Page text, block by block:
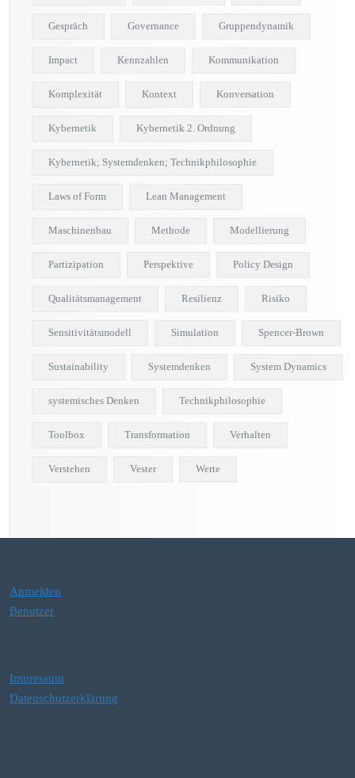
Gespräch Governance Gruppendynamik
Impact Kennzahlen Kommunikation
Komplexität Kontext Konversation
Kybernetik Kybernetik 2. Ordnung
Kybernetik; Systemdenken; Technikphilosophie
Laws of Form Lean Management
Maschinenbau Methode Modellierung
Partizipation Perspektive Policy Design
Qualitätsmanagement Resilienz Risiko
Sensitivitätsmodell Simulation Spencer-Brown
Sustainability Systemdenken System Dynamics
systemisches Denken Technikphilosophie
Toolbox Transformation Verhalten
Verstehen Vester Werte
Anmelden
Benutzer
Impressum
Datenschutzerklärung